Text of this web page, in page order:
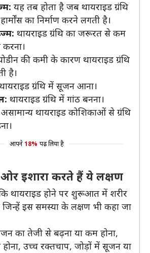
यह तब होता है जब थायराइड ग्रंथि
का निर्माण करने लगती है।
थायराइड ग्रंथि का जरूरत से कम
करना।
की कमी के कारण थायराइड ग्रंथि
है।
ग्रंथि में सूजन आना।
थायराइड ग्रंथि में गांठ बनना।
असामान्य थायराइड कोशिकाओं से ग्रंथि
आपने 18% पढ़ लिया है
ओर इशारा करते हैं ये लक्षण
कि थायराइड होने पर शुरूआत में शरीर
इस समस्या के लक्षण भी कहा जा
का तेजी से बढ़ना या कम होना,
उच्च रक्तचाप, जोड़ों में सूजन या